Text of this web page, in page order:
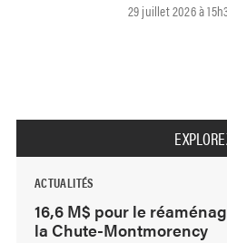
29 juillet 2026 à
ACTUALITÉS
16,6 M$ pour le
la Chute-Montmorency